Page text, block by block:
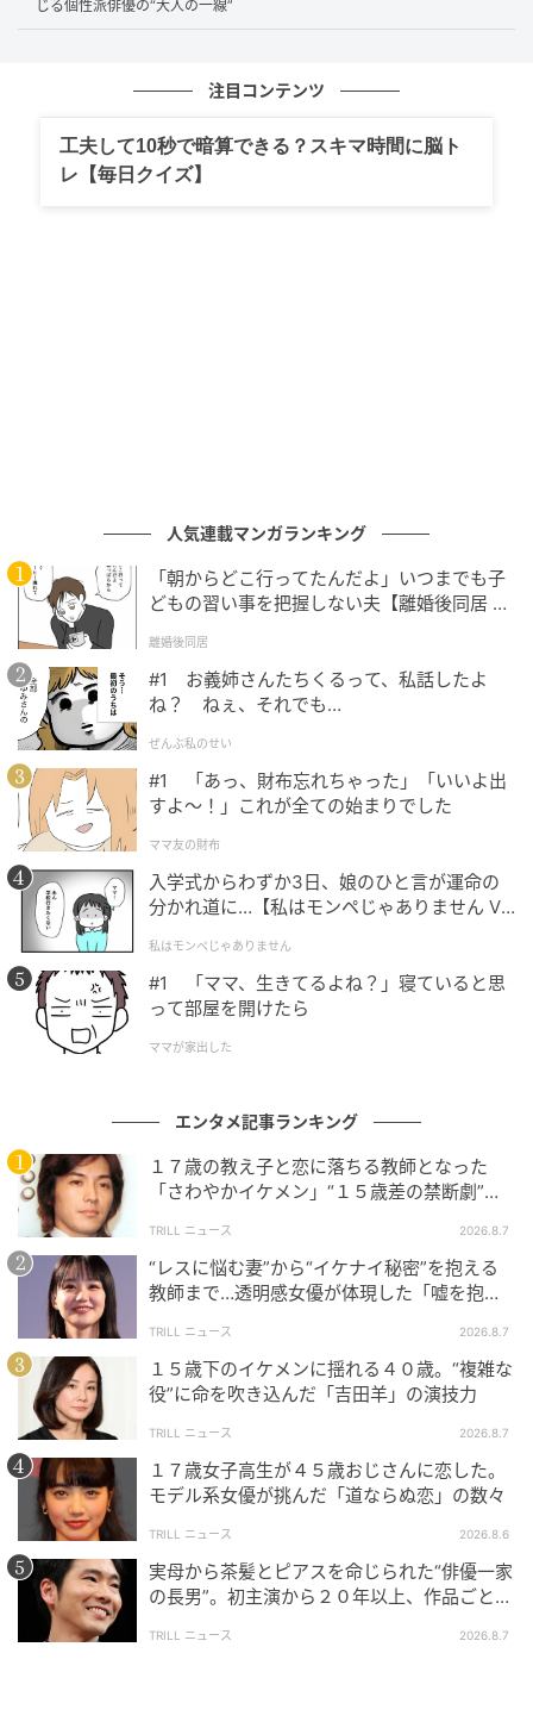
映画初主演からわずか3年でこの重心を任されている事
その『Dolls』から21年後、北野武は映画『首』で再び
西島を呼び返した。今度は明智光秀。主君を殺すしか
動かない芝居が海を越える
その重心が、世界の批評筋へ持ち出される日が来る。
2021年、濱口竜介監督の
ー』。西島が演じた家福悠介は、妻の不貞に気づきな
がら向き合えないまま彼女を失った演出家である。長
い長い車中の時間で、専属ドライバーとの会話を通し
て、自分が抱え続けてきたものをようやく言葉にして
いく主役だ。芝居の起伏ではなく、内側の動きだけで
運んでいく。台詞で顔を作る場面はほとんどない。同
じ表情のまま、見えない場所だけが軋み続ける。
この一作で西島は第45回日本アカデミー賞最優秀主演
男優賞を獲り、第56回全米映画批評家協会賞主演男優
賞をアジア人男性として初めて受けた。作品自体も第
94回米アカデミー賞国際長編映画賞を獲っている。賞
してしまったところにある。
動かない芝居を長尺で持たせる主役は、世界にもめっ
たにいない。西島はその一人なのだ。
毎週更新される崩壊
映画の凝縮された時間で内側を運ぶ主役は、そのまま
連ドラの長尺にも持ち込まれてきた。
2014年から2015年にかけてのTBS系とWOWOWで放
送され劇場化もされた『MOZU』シリーズ。一本道で
主演を担った公安警部・倉木尚武は、妻を爆弾テロで
失った男だった。失った理由を追っていくうちに、追
っている本人のほうが侵食されていく。同じ主役が、
媒体をまたいで持続的に崩れ続ける構成だった。
じる個性派俳優の“大人の一線”
注目コンテンツ
工夫して10秒で暗算できる？スキマ時間に脳ト
レ【毎日クイズ】
人気連載マンガランキング
「朝からどこ行ってたんだよ」いつまでも子
どもの習い事を把握しない夫【離婚後同居 Vo
離婚後同居
#1 お義姉さんたちくるって、私話したよ
ね？ ねぇ、それでも…
ぜんぶ私のせい
#1 「あっ、財布忘れちゃった」「いいよ出
すよ〜！」これが全ての始まりでした
ママ友の財布
入学式からわずか3日、娘のひと言が運命の
分かれ道に…【私はモンペじゃありません Vo
私はモンペじゃありません
#1 「ママ、生きてるよね？」寝ていると思
って部屋を開けたら
ママが家出した
エンタメ記事ランキング
１７歳の教え子と恋に落ちる教師となった
「さわやかイケメン」“１５歳差の禁断劇”が
TRILL ニュース 2026.8.7
“レスに悩む妻”から“イケナイ秘密”を抱える
教師まで…透明感女優が体現した「嘘を抱え
TRILL ニュース 2026.8.7
１５歳下のイケメンに揺れる４０歳。“複雑な
役”に命を吹き込んだ「吉田羊」の演技力
TRILL ニュース 2026.8.7
１７歳女子高生が４５歳おじさんに恋した。
モデル系女優が挑んだ「道ならぬ恋」の数々
TRILL ニュース 2026.8.6
実母から茶髪とピアスを命じられた“俳優一家
の長男”。初主演から２０年以上、作品ごとに
TRILL ニュース 2026.8.7